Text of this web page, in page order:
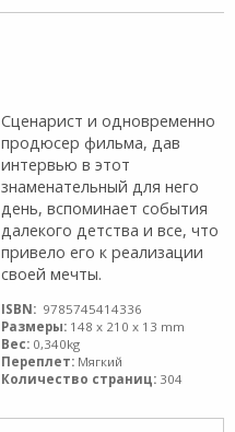
Сценарист и одновременно
продюсер фильма, дав
интервью в этот
знаменательный для него
день, вспоминает события
далекого детства и все, что
привело его к реализации
своей мечты.
ISBN: 9785745414336
Размеры: 148 x 210 x 13 mm
Вес: 0,340kg
Переплет: Мягкий
Количество страниц: 304